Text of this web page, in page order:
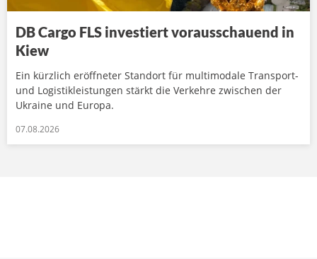
DB Cargo FLS investiert vorausschauend in
Kiew
Ein kürzlich eröffneter Standort für multimodale Transport-
und Logistikleistungen stärkt die Verkehre zwischen der
Ukraine und Europa.
07.08.2026